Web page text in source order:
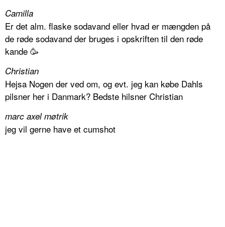
Camilla
Er det alm. flaske sodavand eller hvad er mængden på
de røde sodavand der bruges i opskriften til den røde
kande 🥳
Christian
Hejsa Nogen der ved om, og evt. jeg kan købe Dahls
pilsner her i Danmark? Bedste hilsner Christian
marc axel møtrik
jeg vil gerne have et cumshot